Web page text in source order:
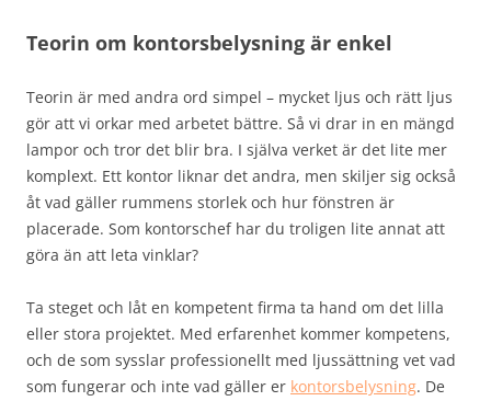
Teorin om kontorsbelysning är enkel
Teorin är med andra ord simpel – mycket ljus och rätt ljus
gör att vi orkar med arbetet bättre. Så vi drar in en mängd
lampor och tror det blir bra. I själva verket är det lite mer
komplext. Ett kontor liknar det andra, men skiljer sig också
åt vad gäller rummens storlek och hur fönstren är
placerade. Som kontorschef har du troligen lite annat att
göra än att leta vinklar?
Ta steget och låt en kompetent firma ta hand om det lilla
eller stora projektet. Med erfarenhet kommer kompetens,
och de som sysslar professionellt med ljussättning vet vad
som fungerar och inte vad gäller er kontorsbelysning. De